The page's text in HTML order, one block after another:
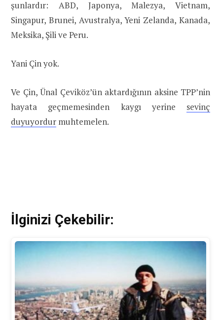
şunlardır: ABD, Japonya, Malezya, Vietnam,
Singapur, Brunei, Avustralya, Yeni Zelanda, Kanada,
Meksika, Şili ve Peru.
Yani Çin yok.
Ve Çin, Ünal Çeviköz’ün aktardığının aksine TPP’nin
hayata geçmemesinden kaygı yerine sevinç
duyuyordur muhtemelen.
İlginizi Çekebilir: